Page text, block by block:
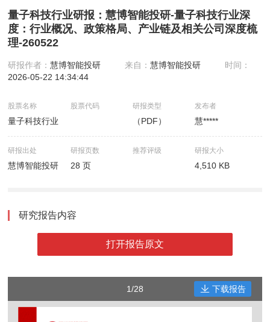
量子科技行业研报：慧博智能投研-量子科技行业深
度：行业概况、政策格局、产业链及相关公司深度梳
理-260522
研报作者：慧博智能投研 来自：慧博智能投研
时间：
2026-05-22 14:34:44
股票名称
量子科技行业
股票代码 研报类型
（PDF）
发布者
慧*****
研报出处
慧博智能投研
研报页数
28 页
推荐评级 研报大小
4,510 KB
研究报告内容
打开报告原文
1/28 下载报告